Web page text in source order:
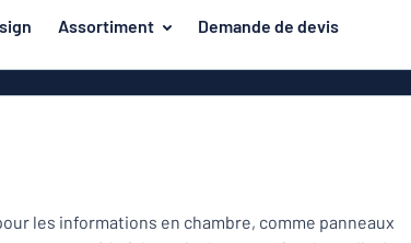
Assortiment Demande de devis
inox
les informations en chambre, comme panneaux